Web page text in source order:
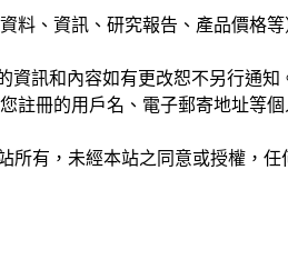
料、資訊、研究報告、產品價格
訊和內容如有更改恕不另行通知
註冊的用戶名、電子郵寄地址等
所有，未經本站之同意或授權